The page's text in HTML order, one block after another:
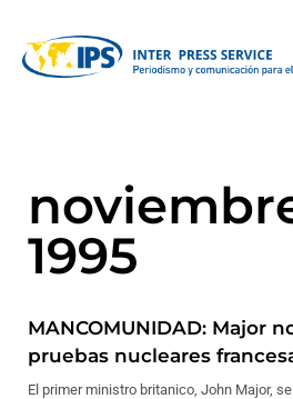
1995
MANCOMUNIDAD: Major
pruebas nucleares
El primer ministro britanico, John Major,